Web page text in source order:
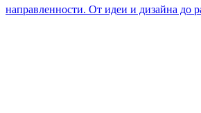
направленности. От идеи и дизайна до